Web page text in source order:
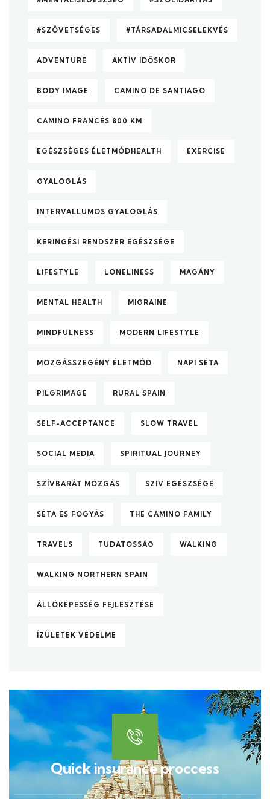
#SZÖVETSÉGES #TÁRSADALMICSELEKVÉS
ADVENTURE AKTÍV IDŐSKOR
BODY IMAGE CAMINO DE SANTIAGO
CAMINO FRANCÉS 800 KM
EGÉSZSÉGES ÉLETMÓDHEALTH EXERCISE
GYALOGLÁS
INTERVALLUMOS GYALOGLÁS
KERINGÉSI RENDSZER EGÉSZSÉGE
LIFESTYLE LONELINESS MAGÁNY
MENTAL HEALTH MIGRAINE
MINDFULNESS MODERN LIFESTYLE
MOZGÁSSZEGÉNY ÉLETMÓD NAPI SÉTA
PILGRIMAGE RURAL SPAIN
SELF-ACCEPTANCE SLOW TRAVEL
SOCIAL MEDIA SPIRITUAL JOURNEY
SZÍVBARÁT MOZGÁS SZÍV EGÉSZSÉGE
SÉTA ÉS FOGYÁS THE CAMINO FAMILY
TRAVELS TUDATOSSÁG WALKING
WALKING NORTHERN SPAIN
ÁLLÓKÉPESSÉG FEJLESZTÉSE
ÍZÜLETEK VÉDELME
Quick insurance proccess